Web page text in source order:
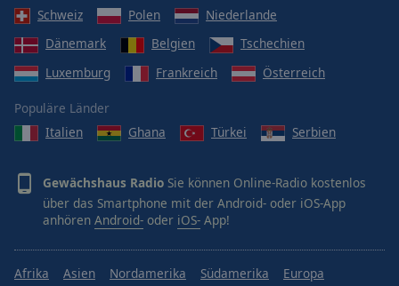
Schweiz
Polen
Niederlande
Dänemark
Belgien
Tschechien
Luxemburg
Frankreich Österreich
Populäre Länder
Italien
Ghana Türkei Serbien
Gewächshaus Radio Sie können Online-Radio kostenlos
über das Smartphone mit der Android- oder iOS-App
anhören Android- oder iOS- App!
Afrika Asien Nordamerika Südamerika Europa